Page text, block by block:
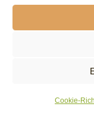
Cookie-
Juckreiz,
Ausfluss
der